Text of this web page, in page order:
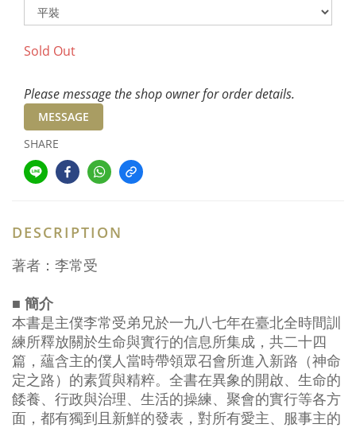
Sold Out
Please message the shop owner for order details.
MESSAGE
SHARE
DESCRIPTION
著者：李常受
■ 簡介
本書是主僕李常受弟兄於一九八七年在臺北全時間訓
練所釋放關於生命與實行的信息所集成，共二十四
篇，蘊含主的僕人當時帶領眾召會所進入新路（神命
定之路）的素質與精粹。全書在異象的開啟、生命的
餧養、行政與治理、生活的操練、聚會的實行等各方
面，都有獨到且新鮮的發表，對所有愛主、服事主的